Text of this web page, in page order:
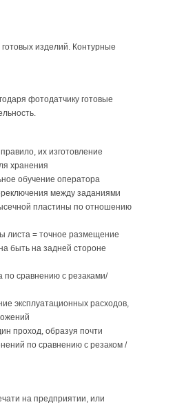
изделий. Контурные
фотодатчику готовые
их изготовление
хранения
обучение оператора
между заданиями
пластины по отношению
листа = точное размещение
быть на задней стороне
по сравнению с резаками/
эксплуатационных расходов,
проход, образуя почти
по сравнению с резаком /
на предприятии, или